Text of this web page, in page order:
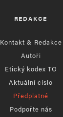
REDAKCE
Kontakt & Redakce
Autoři
Etický kodex TO
Aktuální číslo
Předplatné
Podpořte nás